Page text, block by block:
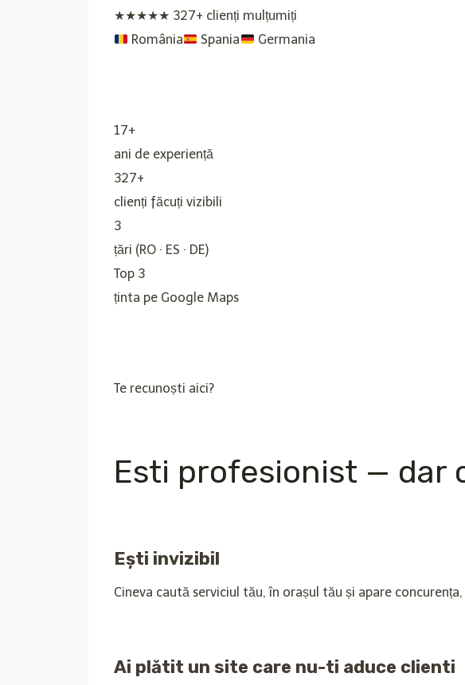
★★★★★ 327+ clienți mulțumiți
România
Spania Germania
17+
ani de experiență
327+
clienți făcuți vizibili
3
țări (RO · ES · DE)
Top 3
ținta pe Google Maps
Te recunoști aici?
Esti profesionist — dar
Ești invizibil
Cineva caută serviciul tău, în orașul tău și apare
Ai plătit un site care nu-ti aduce clienti